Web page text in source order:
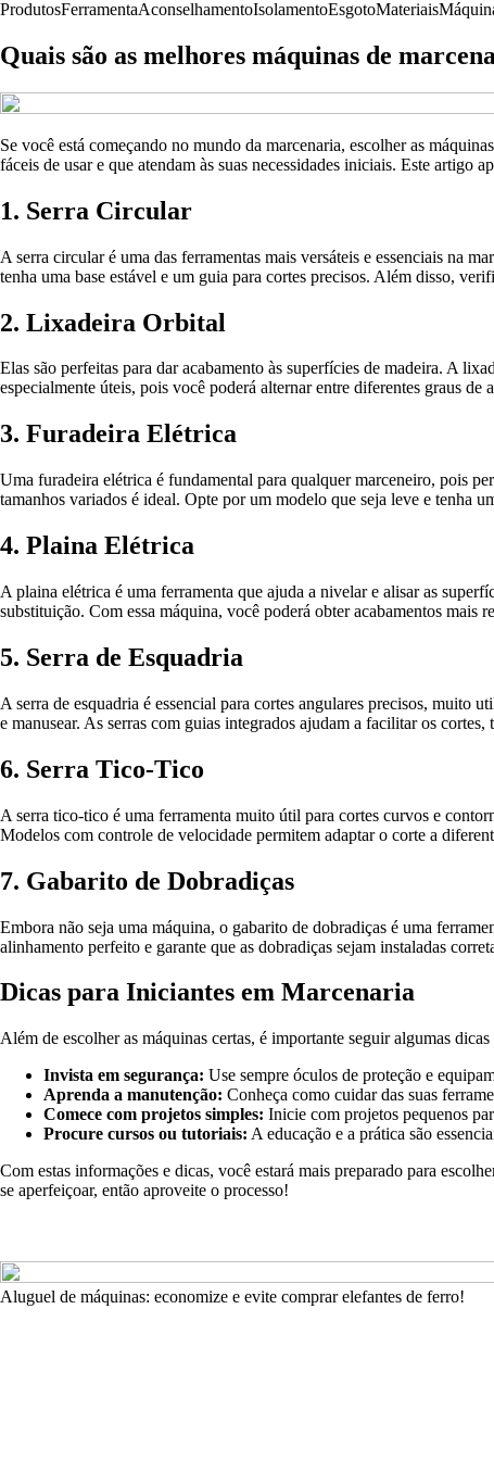
ProdutosFerramentaAconselhamentoIsolamentoEsgotoMateriais
Quais são as melhores máquinas de
Se você está começando no mundo da marcenaria, escolher as
fáceis de usar e que atendam às suas necessidades iniciais. Este artigo
1. Serra Circular
A serra circular é uma das ferramentas mais versáteis e essenciais na
tenha uma base estável e um guia para cortes precisos. Além disso,
2. Lixadeira Orbital
Elas são perfeitas para dar acabamento às superfícies de madeira. A
especialmente úteis, pois você poderá alternar entre diferentes graus
3. Furadeira Elétrica
Uma furadeira elétrica é fundamental para qualquer marceneiro, pois
tamanhos variados é ideal. Opte por um modelo que seja leve e tenha
4. Plaina Elétrica
A plaina elétrica é uma ferramenta que ajuda a nivelar e alisar as
substituição. Com essa máquina, você poderá obter acabamentos
5. Serra de Esquadria
A serra de esquadria é essencial para cortes angulares precisos, muito
e manusear. As serras com guias integrados ajudam a facilitar os
6. Serra Tico-Tico
A serra tico-tico é uma ferramenta muito útil para cortes curvos e
Modelos com controle de velocidade permitem adaptar o corte a
7. Gabarito de Dobradiças
Embora não seja uma máquina, o gabarito de dobradiças é uma
alinhamento perfeito e garante que as dobradiças sejam instaladas
Dicas para Iniciantes em Marcenaria
Além de escolher as máquinas certas, é importante seguir algumas
Invista em segurança: Use sempre óculos de proteção e
Aprenda a manutenção: Conheça como cuidar das suas
Comece com projetos simples: Inicie com projetos pequenos
Procure cursos ou tutoriais: A educação e a prática são
Com estas informações e dicas, você estará mais preparado para
se aperfeiçoar, então aproveite o processo!
Aluguel de máquinas: economize e evite comprar elefantes de ferro!